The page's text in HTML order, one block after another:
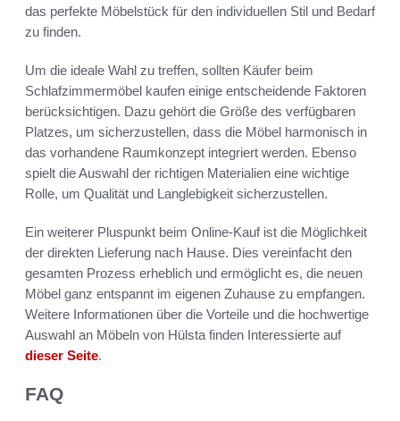
das perfekte Möbelstück für den individuellen Stil und Bedarf
zu finden.
Um die ideale Wahl zu treffen, sollten Käufer beim
Schlafzimmermöbel kaufen einige entscheidende Faktoren
berücksichtigen. Dazu gehört die Größe des verfügbaren
Platzes, um sicherzustellen, dass die Möbel harmonisch in
das vorhandene Raumkonzept integriert werden. Ebenso
spielt die Auswahl der richtigen Materialien eine wichtige
Rolle, um Qualität und Langlebigkeit sicherzustellen.
Ein weiterer Pluspunkt beim Online-Kauf ist die Möglichkeit
der direkten Lieferung nach Hause. Dies vereinfacht den
gesamten Prozess erheblich und ermöglicht es, die neuen
Möbel ganz entspannt im eigenen Zuhause zu empfangen.
Weitere Informationen über die Vorteile und die hochwertige
Auswahl an Möbeln von Hülsta finden Interessierte auf
dieser Seite.
FAQ